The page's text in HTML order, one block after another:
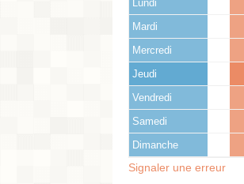
Lundi
Mardi
Mercredi
Jeudi
Vendredi
Samedi
Dimanche
Signaler une erreur